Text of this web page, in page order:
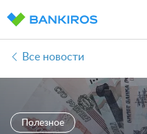
Все новости
Полезное